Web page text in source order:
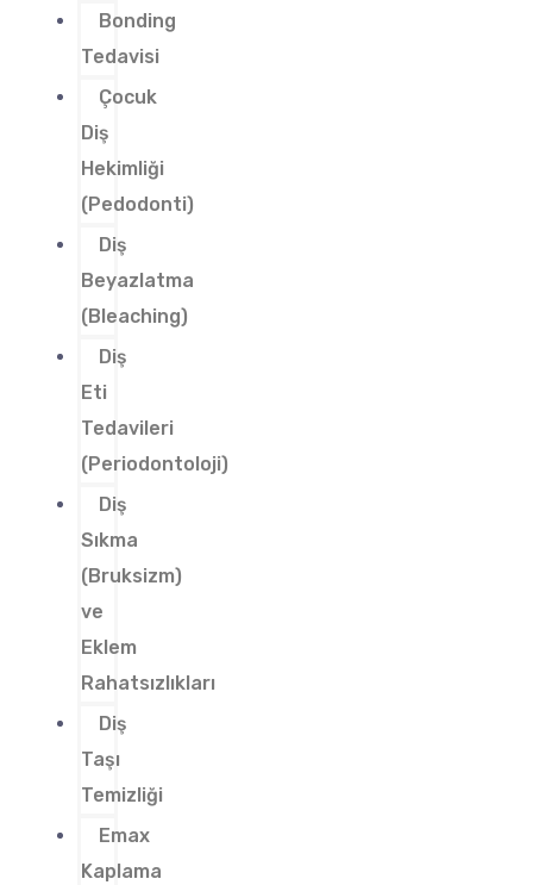
Bonding
Tedavisi
Çocuk
Diş
Hekimliği
(Pedodonti)
Diş
Beyazlatma
(Bleaching)
Diş
Eti
Tedavileri
(Periodontoloji)
Diş
Sıkma
(Bruksizm)
ve
Eklem
Rahatsızlıkları
Diş
Taşı
Temizliği
Emax
Kaplama